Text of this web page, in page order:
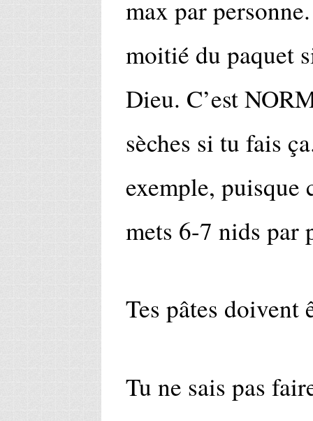
max par
moitié du paquet
Dieu. C’est
sèches si tu fais
exemple, puisque
mets 6-7 nids par
Tes pâtes doivent
Tu ne sais pas